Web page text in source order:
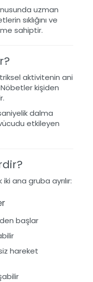
uzman
sıklığını ve
sahiptir.
aktivitenin ani
kişiden
dalma
etkileyen
ana gruba ayrılır:
başlar
hareket